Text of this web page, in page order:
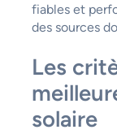
fiables et
des sources
Les
solaire